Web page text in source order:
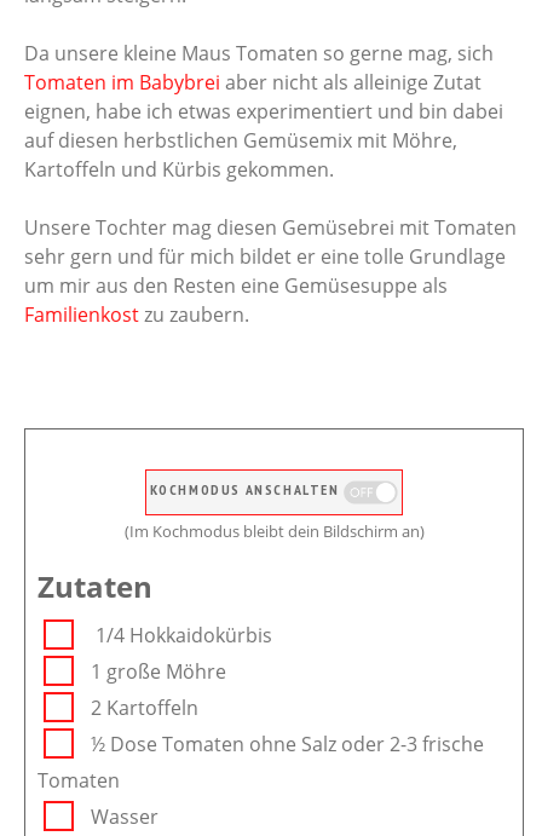
Da unsere kleine Maus Tomaten so gerne mag, sich
Tomaten im Babybrei aber nicht als alleinige Zutat
eignen, habe ich etwas experimentiert und bin dabei
auf diesen herbstlichen Gemüsemix mit Möhre,
Kartoffeln und Kürbis gekommen.
Unsere Tochter mag diesen Gemüsebrei mit Tomaten
sehr gern und für mich bildet er eine tolle Grundlage
um mir aus den Resten eine Gemüsesuppe als
Familienkostzu zaubern.
KOCHMODUS ANSCHALTEN
(Im Kochmodus bleibt dein Bildschirm an)
Zutaten
1/4 Hokkaidokürbis
1 große Möhre
2 Kartoffeln
½ Dose Tomaten ohne Salz oder 2-3 frische
Tomaten
Wasser